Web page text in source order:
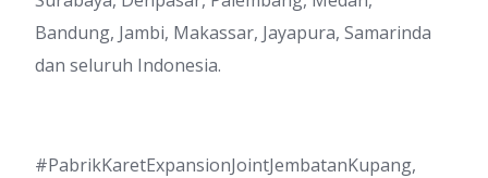
Bandung, Jambi, Makassar, Jayapura, Samarinda
dan seluruh Indonesia.
#PabrikKaretExpansionJointJembatanKupang,